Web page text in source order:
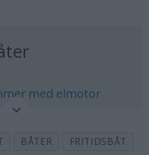
med elmotor
BÅTER
FRITIDSBÅT